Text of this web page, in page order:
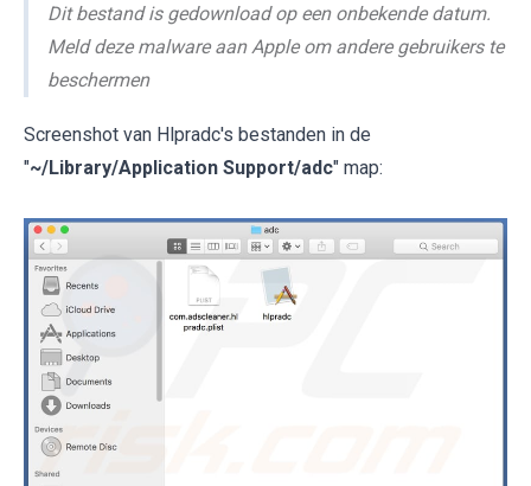
Dit bestand is gedownload op een onbekende datum.
Meld deze malware aan Apple om andere gebruikers te
beschermen
Screenshot van Hlpradc's bestanden in de
"~/Library/Application Support/adc" map: